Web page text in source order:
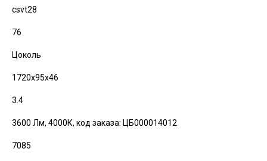
csvt28
76
Цоколь
1720х95х46
3.4
3600 Лм, 4000К, код заказа: ЦБ000014012
7085